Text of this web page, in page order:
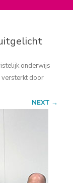
onderwijs
door
NEXT →